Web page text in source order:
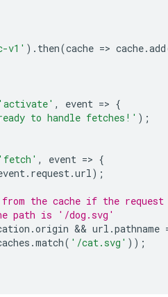
v1' ). then(cache => cache.add
'activate' , event => {
to handle fetches!' );
'fetch' , event => {
. request .url );
the cache if the
path is '/dog.svg'
.origin && url .pathname
.match( '/cat.svg' ));